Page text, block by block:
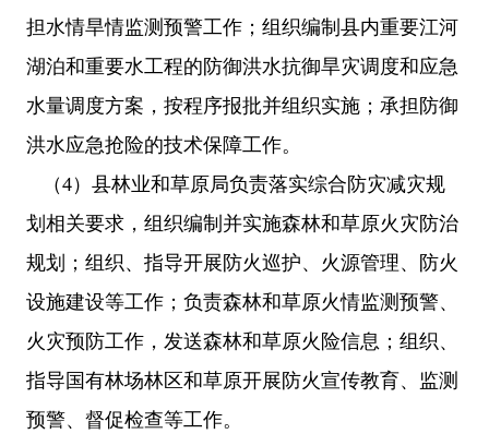
担水情旱情监测预警工作；组织编制县内重要江河
湖泊和重要水工程的防御洪水抗御旱灾调度和应急
水量调度方案，按程序报批并组织实施；承担防御
洪水应急抢险的技术保障工作。
（4）县林业和草原局负责落实综合防灾减灾规
划相关要求，组织编制并实施森林和草原火灾防治
规划；组织、指导开展防火巡护、火源管理、防火
设施建设等工作；负责森林和草原火情监测预警、
火灾预防工作，发送森林和草原火险信息；组织、
指导国有林场林区和草原开展防火宣传教育、监测
预警、督促检查等工作。